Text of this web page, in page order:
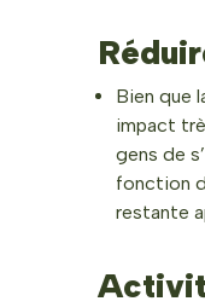
Bien que
impact
gens de
fonction
restante